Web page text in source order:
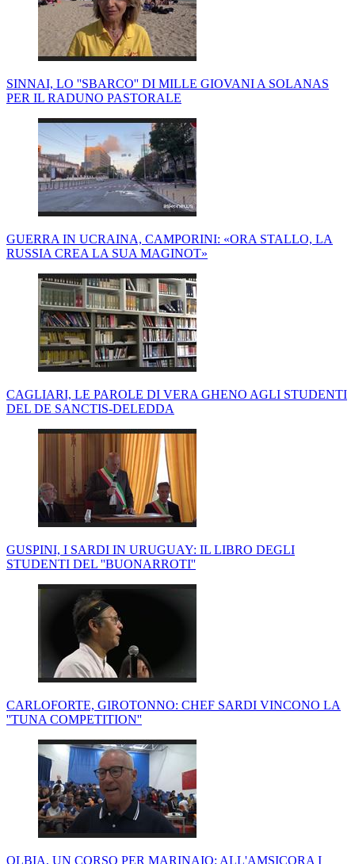
SINNAI, LO ''SBARCO'' DI MILLE GIOVANI A SOLANAS
PER IL RADUNO PASTORALE
GUERRA IN UCRAINA, CAMPORINI: «ORA STALLO, LA
RUSSIA CREA LA SUA MAGINOT»
CAGLIARI, LE PAROLE DI VERA GHENO AGLI STUDENTI
DEL DE SANCTIS-DELEDDA
GUSPINI, I SARDI IN URUGUAY: IL LIBRO DEGLI
STUDENTI DEL ''BUONARROTI''
CARLOFORTE, GIROTONNO: CHEF SARDI VINCONO LA
''TUNA COMPETITION''
OLBIA, UN CORSO PER MARINAIO: ALL'AMSICORA I